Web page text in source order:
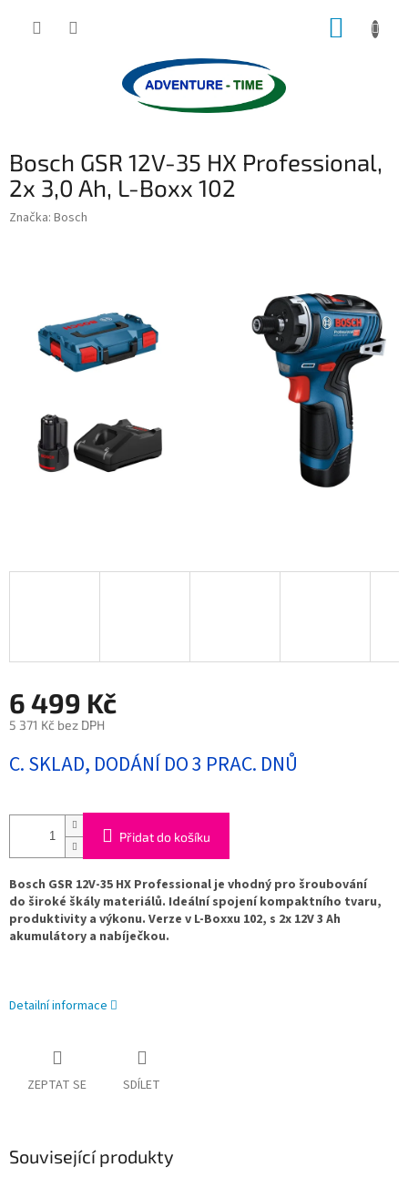
Bosch GSR 12V-35 HX Professional,
2x 3,0 Ah, L-Boxx 102
Značka: Bosch
6 499 Kč
5 371 Kč bez DPH
cena:
C. SKLAD, DODÁNÍ DO 3 PRAC. DNŮ
Přidat do košíku
Bosch GSR 12V-35 HX Professional je vhodný pro šroubování
do široké škály materiálů. Ideální spojení kompaktního tvaru,
produktivity a výkonu. Verze v L-Boxxu 102, s 2x 12V 3 Ah
akumulátory a nabíječkou.
Detailní informace
ZEPTAT SE SDÍLET
Související produkty